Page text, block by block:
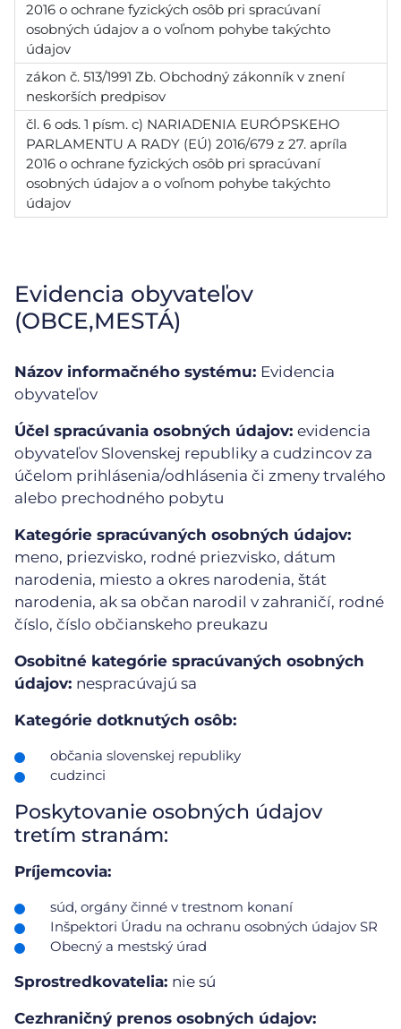
2016 o ochrane fyzických osôb pri spracúvaní
osobných údajov a o voľnom pohybe takýchto
údajov
zákon č. 513/1991 Zb. Obchodný zákonník v znení
neskorších predpisov
čl. 6 ods. 1 písm. c) NARIADENIA EURÓPSKEHO
PARLAMENTU A RADY (EÚ) 2016/679 z 27. apríla
2016 o ochrane fyzických osôb pri spracúvaní
osobných údajov a o voľnom pohybe takýchto
údajov
Evidencia obyvateľov
(OBCE,MESTÁ)
Názov informačného systému: Evidencia
obyvateľov
Účel spracúvania osobných údajov: evidencia
obyvateľov Slovenskej republiky a cudzincov za
účelom prihlásenia/odhlásenia či zmeny trvalého
alebo prechodného pobytu
Kategórie spracúvaných osobných údajov:
meno, priezvisko, rodné priezvisko, dátum
narodenia, miesto a okres narodenia, štát
narodenia, ak sa občan narodil v zahraničí, rodné
číslo, číslo občianskeho preukazu
Osobitné kategórie spracúvaných osobných
údajov: nespracúvajú sa
Kategórie dotknutých osôb:
občania slovenskej republiky
cudzinci
Poskytovanie osobných údajov
tretím stranám:
Príjemcovia:
súd, orgány činné v trestnom konaní
Inšpektori Úradu na ochranu osobných údajov SR
Obecný a mestský úrad
Sprostredkovatelia: nie sú
Cezhraničný prenos osobných údajov: